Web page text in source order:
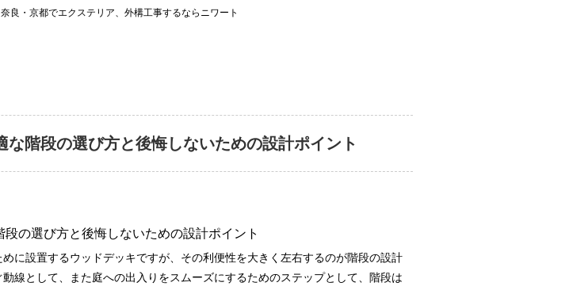
良・京都でエクステリア、外構工事するならニワート
な階段の選び方と後悔しないための設計ポイント
段の選び方と後悔しないための設計ポイント
に設置するウッドデッキですが、その利便性を大きく左右するのが階段の設計
線として、また庭への出入りをスムーズにするためのステップとして、階段は